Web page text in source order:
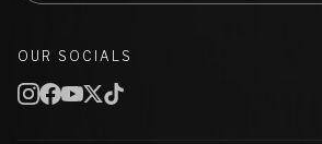
OUR SOCIALS